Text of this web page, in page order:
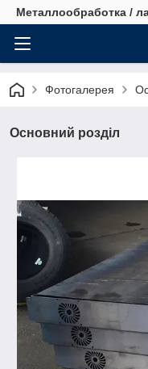
Металлообработка /
Фотогалерея
Основний розділ